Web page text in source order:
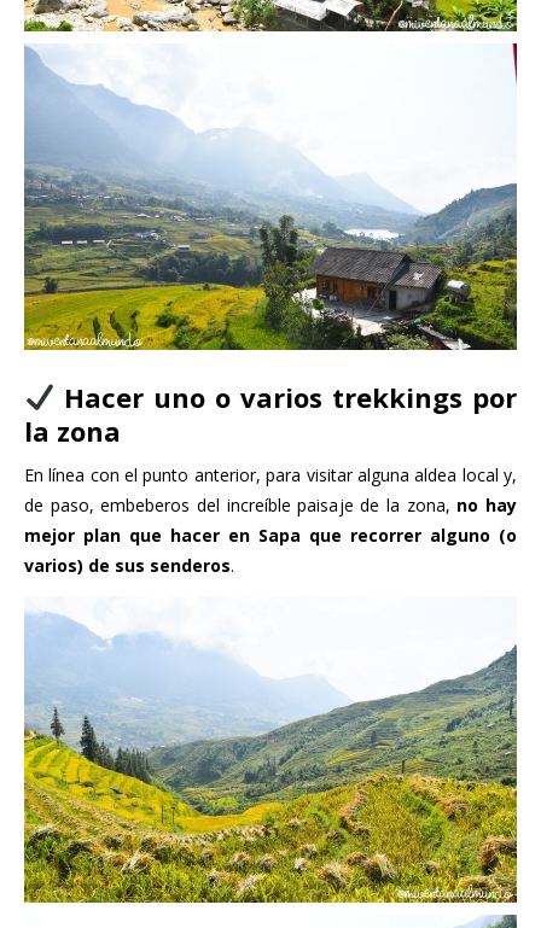
Hacer uno o varios trekkings por
la zona
En línea con el punto anterior, para visitar alguna aldea local y,
de paso, embeberos del increíble paisaje de la zona, no hay
mejor plan que hacer en Sapa que recorrer alguno (o
varios) de sus senderos.